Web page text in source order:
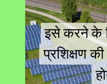
इसे करने के
प्रशिक्षण
इसे करने के
प्रशिक्षण